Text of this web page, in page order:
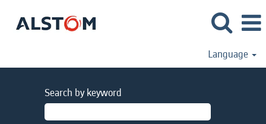
Language
Search by keyword